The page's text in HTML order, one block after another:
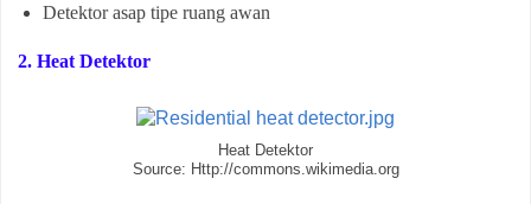
Detektor asap tipe ruang awan
2. Heat Detektor
Heat Detektor
Source: Http://commons.wikimedia.org